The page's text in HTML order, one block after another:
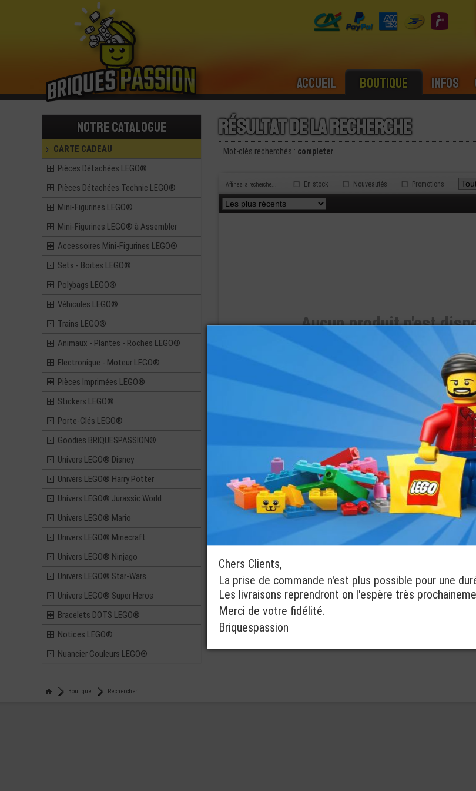
Accueil Boutique Infos
Notre catalogue
CARTE CADEAU
Pièces Détachées LEGO®
Pièces Détachées Technic LEGO®
Mini-Figurines LEGO®
Mini-Figurines LEGO® à Assembler
Accessoires Mini-Figurines LEGO®
Sets - Boites LEGO®
Polybags LEGO®
Véhicules LEGO®
Trains LEGO®
Animaux - Plantes - Roches LEGO®
Electronique - Moteur LEGO®
Pièces Imprimées LEGO®
Stickers LEGO®
Porte-Clés LEGO®
Goodies BRIQUESPASSION®
Univers LEGO® Disney
Univers LEGO® Harry Potter
Univers LEGO® Jurassic World
Univers LEGO® Mario
Univers LEGO® Minecraft
Univers LEGO® Ninjago
Univers LEGO® Star-Wars
Univers LEGO® Super Heros
Bracelets DOTS LEGO®
Notices LEGO®
Nuancier Couleurs LEGO®
Résultat de la recherche
Mot-clés recherchés : completer
Affinez la recherche... En stock Nouveautés Promotions
Aucun produit n'est
Je veux une
Boutique Rechercher
Chers Clients,
La prise de commande n'est plus possible pour une
Les livraisons reprendront on l'espère très
Merci de votre fidélité.
Briquespassion